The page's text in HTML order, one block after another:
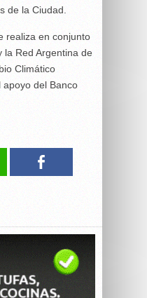
de la Ciudad.
realiza en conjunto
la Red Argentina de
Climático
apoyo del Banco